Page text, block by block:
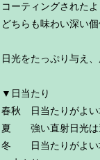
コーティングされた
どちらも味わい深い個
日光をたっぷり与え、
▼日当たり
春秋 日当たりがよい
夏 強い直射日光は
冬 日当たりがよい